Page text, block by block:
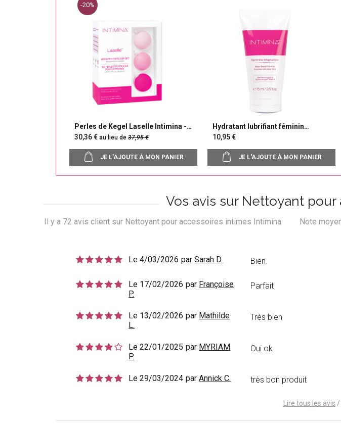
-20%
Perles de Kegel Laselle Intimina -
Pack de 3
30,36 au lieu de37,95
JE L'AJOUTE À MON PANIER
Hydratant lubrifiant féminin
Intimina
10,95
JE L'AJOUTE À MON PANIER
Vos avis sur Nettoyant
Il y a 72 avis client sur Nettoyant pour accessoires intimes Intimina Note
Le 4/03/2026 parSarah D. Bien.
Le 17/02/2026 par Françoise
P.
Parfait
Le 13/02/2026 par Mathilde
L.
Très bien
Le 22/01/2025 par MYRIAM
P.
Oui ok
Le 29/03/2024 parAnnick C. très bon produit
Lire tous les avis /